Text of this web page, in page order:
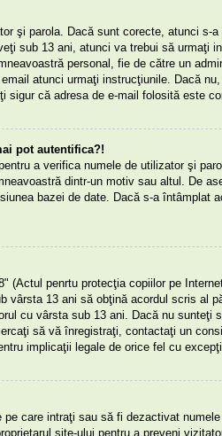
şi parola. Dacă sunt corecte, atunci s-
sub 13 ani, atunci va trebui să urmaţi
personal, fie de către un
atunci urmaţi instrucţiunile. Dacă
că adresa de e-mail folosită este
pot autentifica?!
a verifica numele de utilizator şi
dintr-un motiv sau altul. De
bazei de date. Dacă s-a
(Actul penrtu protecţia copiilor pe
vârsta 13 ani să obţină acordul scris al
cu vârsta sub 13 ani. Dacă nu
să vă înregistraţi, contactaţi un
implicaţii legale de orice fel cu
care intraţi sau să fi dezactivat
site-ului pentru a preveni